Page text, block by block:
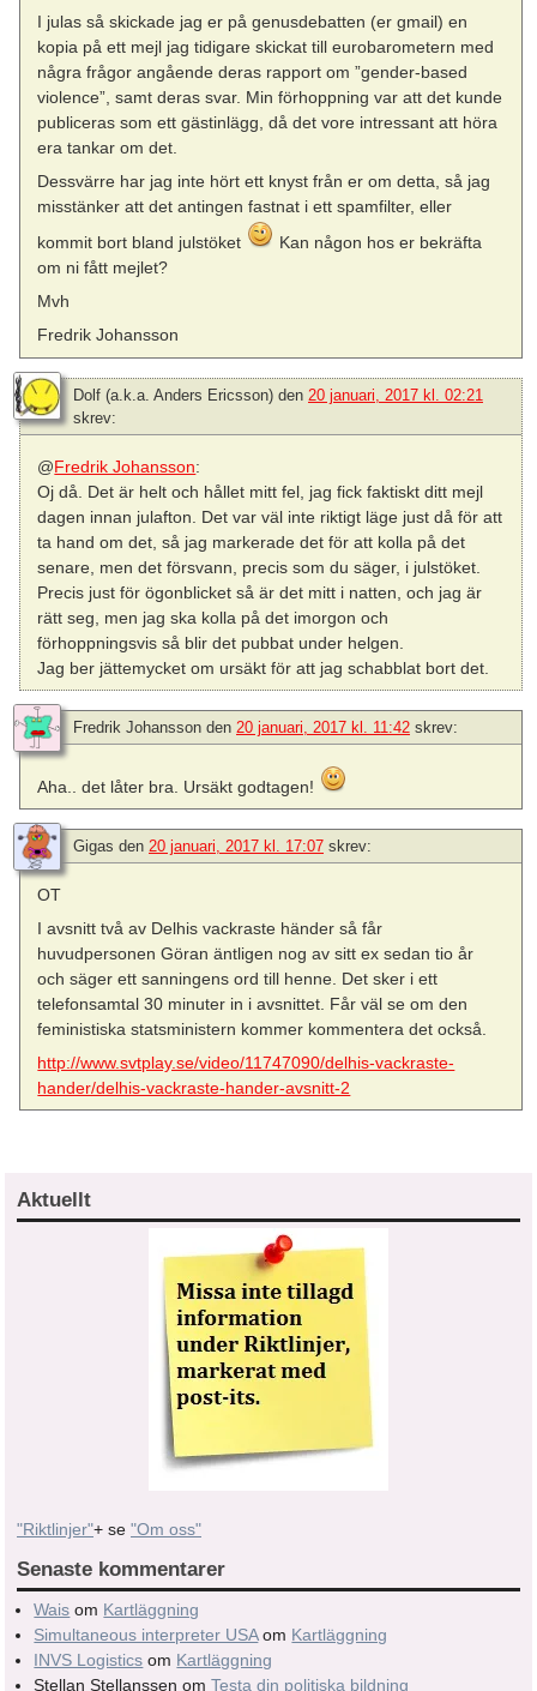
I julas så skickade jag er på genusdebatten (er gmail) en
kopia på ett mejl jag tidigare skickat till eurobarometern med
några frågor angående deras rapport om ”gender-based
violence”, samt deras svar. Min förhoppning var att det kunde
publiceras som ett gästinlägg, då det vore intressant att höra
era tankar om det.
Dessvärre har jag inte hört ett knyst från er om detta, så jag
misstänker att det antingen fastnat i ett spamfilter, eller
kommit bort bland julstöket
Kan någon hos er bekräfta
om ni fått mejlet?
Mvh
Fredrik Johansson
Dolf (a.k.a. Anders Ericsson) den 20 januari, 2017 kl. 02:21
skrev:
@Fredrik Johansson:
Oj då. Det är helt och hållet mitt fel, jag fick faktiskt ditt mejl
dagen innan julafton. Det var väl inte riktigt läge just då för att
ta hand om det, så jag markerade det för att kolla på det
senare, men det försvann, precis som du säger, i julstöket.
Precis just för ögonblicket så är det mitt i natten, och jag är
rätt seg, men jag ska kolla på det imorgon och
förhoppningsvis så blir det pubbat under helgen.
Jag ber jättemycket om ursäkt för att jag schabblat bort det.
Fredrik Johansson den 20 januari, 2017 kl. 11:42 skrev:
Aha.. det låter bra. Ursäkt godtagen!
Gigas den 20 januari, 2017 kl. 17:07 skrev:
OT
I avsnitt två av Delhis vackraste händer så får
huvudpersonen Göran äntligen nog av sitt ex sedan tio år
och säger ett sanningens ord till henne. Det sker i ett
telefonsamtal 30 minuter in i avsnittet. Får väl se om den
feministiska statsministern kommer kommentera det också.
http://www.svtplay.se/video/11747090/delhis-vackraste-
hander/delhis-vackraste-hander-avsnitt-2
Aktuellt
"Riktlinjer"+ se "Om oss"
Senaste kommentarer
Wais om Kartläggning
Simultaneous interpreter USAom Kartläggning
INVS Logistics om Kartläggning
Stellan Stellanssen omTesta din politiska bildning